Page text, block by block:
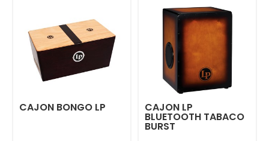
CAJON BONGO LP CAJON LP
BLUETOOTH TABACO
BURST